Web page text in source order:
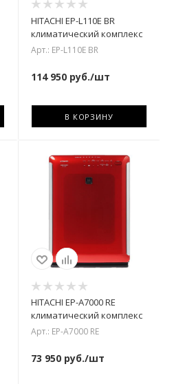
HITACHI EP-L110E BR
климатический комплекс
Арт.: EP-L110E BR
114 950руб./шт
В КОРЗИНУ
HITACHI EP-A7000 RE
климатический комплекс
Арт.: EP-A7000 RE
73 950руб./шт